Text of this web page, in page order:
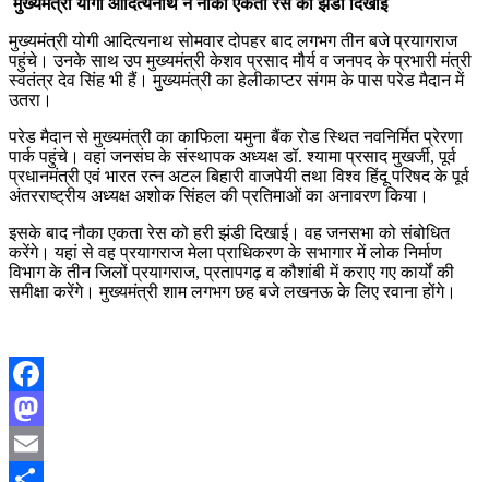
मुख्यमंत्री योगी आदित्यनाथ ने नौका एकता रेस को झंडी दिखाई
मुख्यमंत्री योगी आदित्यनाथ सोमवार दोपहर बाद लगभग तीन बजे प्रयागराज
पहुंचे। उनके साथ उप मुख्यमंत्री केशव प्रसाद मौर्य व जनपद के प्रभारी मंत्री
स्वतंत्र देव सिंह भी हैं। मुख्यमंत्री का हेलीकाप्टर संगम के पास परेड मैदान में
उतरा।
परेड मैदान से मुख्यमंत्री का काफिला यमुना बैंक रोड स्थित नवनिर्मित प्रेरणा
पार्क पहुंचे। वहां जनसंघ के संस्थापक अध्यक्ष डॉ. श्यामा प्रसाद मुखर्जी, पूर्व
प्रधानमंत्री एवं भारत रत्न अटल बिहारी वाजपेयी तथा विश्व हिंदू परिषद के पूर्व
अंतरराष्ट्रीय अध्यक्ष अशोक सिंहल की प्रतिमाओं का अनावरण किया।
इसके बाद नौका एकता रेस को हरी झंडी दिखाई। वह जनसभा को संबोधित
करेंगे। यहां से वह प्रयागराज मेला प्राधिकरण के सभागार में लोक निर्माण
विभाग के तीन जिलों प्रयागराज, प्रतापगढ़ व कौशांबी में कराए गए कार्यों की
समीक्षा करेंगे। मुख्यमंत्री शाम लगभग छह बजे लखनऊ के लिए रवाना होंगे।
Facebook
Mastodon